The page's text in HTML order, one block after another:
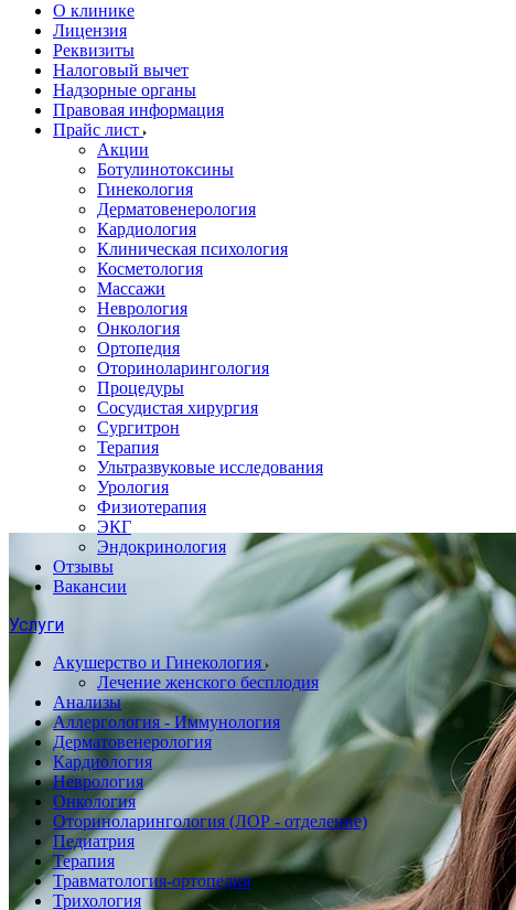
О клинике
Лицензия
Реквизиты
Налоговый вычет
Надзорные органы
Правовая информация
Прайс лист
Акции
Ботулинотоксины
Гинекология
Дерматовенерология
Кардиология
Клиническая психология
Косметология
Массажи
Неврология
Онкология
Ортопедия
Оториноларингология
Процедуры
Сосудистая хирургия
Сургитрон
Терапия
Ультразвуковые исследования
Урология
Физиотерапия
ЭКГ
Эндокринология
Отзывы
Вакансии
Услуги
Акушерство и Гинекология
Лечение женского бесплодия
Анализы
Аллергология - Иммунология
Дерматовенерология
Кардиология
Неврология
Онкология
Оториноларингология (ЛОР - отделение)
Педиатрия
Терапия
Травматология-ортопедия
Трихология